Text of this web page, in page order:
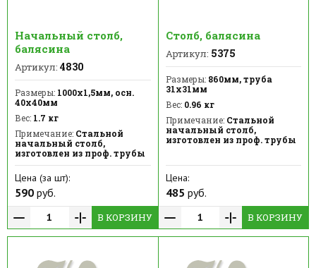
Начальный столб,
балясина
Артикул: 4830
Размеры: 1000х1,5мм, осн.
40х40мм
Вес: 1.7 кг
Примечание: Стальной
начальный столб,
изготовлен из проф. трубы
Цена (за шт):
590 руб.
В КОРЗИНУ
Столб, балясина
Артикул: 5375
Размеры:860мм, труба
31х31мм
Вес:0.96 кг
Примечание:Стальной
начальный столб,
изготовлен из проф. трубы
Цена:
485 руб.
В КОРЗИНУ